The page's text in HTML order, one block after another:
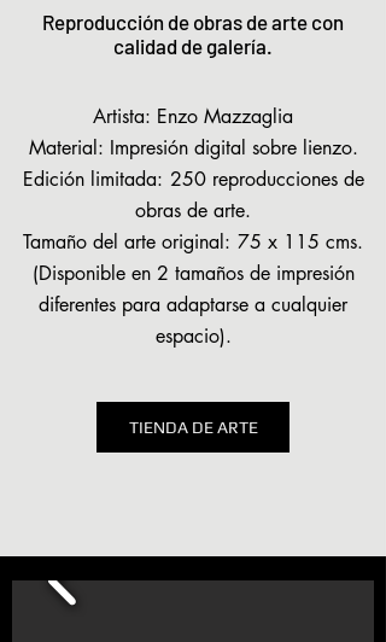
Reproducción de obras de arte con
calidad de galería.
Artista: Enzo Mazzaglia
Material: Impresión digital sobre lienzo.
Edición limitada: 250 reproducciones de
obras de arte.
Tamaño del arte original: 75 x 115 cms.
(Disponible en 2 tamaños de impresión
diferentes para adaptarse a cualquier
espacio).
TIENDA DE ARTE